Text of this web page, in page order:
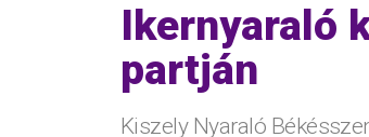
Ikernyaraló
partján
Kiszely Nyaraló